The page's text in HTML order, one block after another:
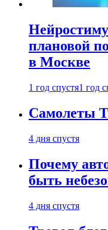
плановой
в Москве
1 год спустя1 год
Самолеты
4 дня спустя
Почему
быть
4 дня спустя